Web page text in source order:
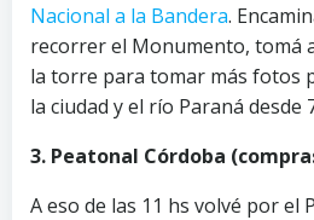
Nacional a la Bandera.
recorrer el Monumento, tomá
la torre para tomar más fotos
la ciudad y el río Paraná desde
3. Peatonal Córdoba
A eso de las 11 hs volvé por el